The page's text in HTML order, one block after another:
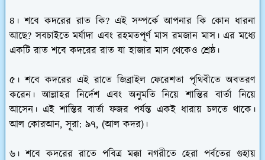
৪। শবে কদরের রাত কি? এই সম্পর্কে আপনার কি কোন ধারনা
আছে? সবচাইতে মর্যাদা এবং রহমতপূর্ণ মাস রমজান মাস। এর মধ্যে
একটি রাত শবে কদরের রাত যা হাজার মাস থেকেও শ্রেষ্ঠ।
৫। শবে কদরের এই রাতে জিব্রাইল ফেরেশতা পৃথিবীতে অবতরণ
করেন। আল্লাহর নির্দেশ এবং অনুমতি নিয়ে শান্তির বার্তা নিয়ে
আসেন। এই শান্তির বার্তা ফজর পর্যন্ত একই ধারায় চলতে থাকে।
আল কোরআন, সূরা: ৯৭, (আল কদর)।
৬। শবে কদরের রাতে পবিত্র মক্কা নগরীতে হেরা পর্বতের গুহায়